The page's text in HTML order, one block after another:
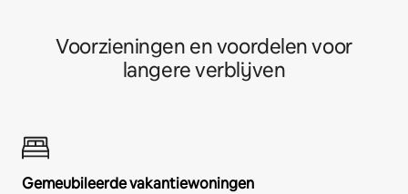
Voorzieningen en voordelen voor
langere verblijven
Gemeubileerde vakantiewoningen